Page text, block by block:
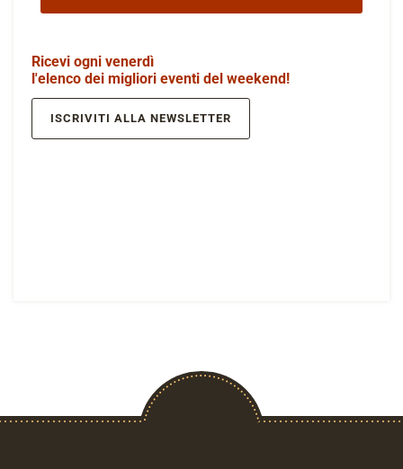
Ricevi ogni venerdì
l'elenco dei migliori eventi del weekend!
ISCRIVITI ALLA NEWSLETTER